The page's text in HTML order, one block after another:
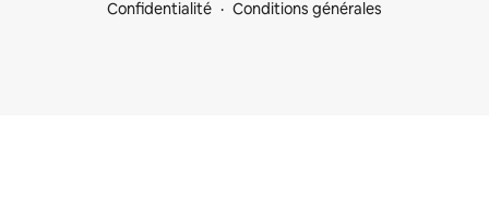
Confidentialité
Conditions générales